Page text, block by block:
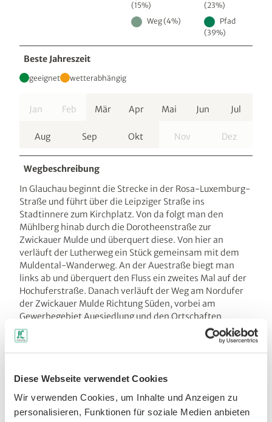
Diese Webseite verwendet Cookies
Wir verwenden Cookies, um Inhalte und Anzeigen zu
personalisieren, Funktionen für soziale Medien anbieten
(15%)
(23%)
Weg (4%)
Pfad
(39%)
Beste Jahreszeit
geeignet wetterabhängig
Jan Feb Mär Apr Mai Jun Jul
Aug Sep Okt Nov Dez
Wegbeschreibung
In Glauchau beginnt die Strecke in der Rosa-Luxemburg-
Straße und führt über die Leipziger Straße ins
Stadtinnere zum Kirchplatz. Von da folgt man den
Mühlberg hinab durch die Dorotheenstraße zur
Zwickauer Mulde und überquert diese. Von hier an
verläuft der Lutherweg ein Stück gemeinsam mit dem
Muldental-Wanderweg. An der Auestraße biegt man
links ab und überquert den Fluss ein zweites Mal auf der
Hochuferstraße. Danach verläuft der Weg am Nordufer
der Zwickauer Mulde Richtung Süden, vorbei am
Gewerbegebiet Auesiedlung und den Ortschaften
Niederschindmaas und Schlunzig. Von Schlunzig führt
der Weg auf der Moseler Allee bis zur B93, welcher er
parallel bis zur "Langen Straße" folgt. Weiter geht es in
Muldental-Wanderweg trifft. Diesem folgt man durch
Crossen und Pölbitz bis zur Kolbingstraße in Zwickau.
Hier trennen sich der Luther- und Muldental-
Wanderweg erneut. Der Lutherweg verläuft direkt am